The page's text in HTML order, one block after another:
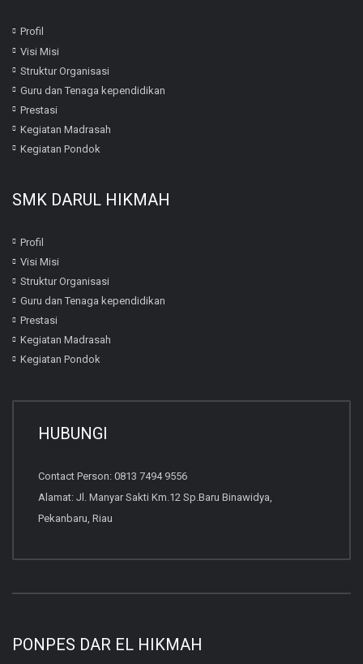
Profil
Visi Misi
Struktur Organisasi
Guru dan Tenaga kependidikan
Prestasi
Kegiatan Madrasah
Kegiatan Pondok
SMK DARUL HIKMAH
Profil
Visi Misi
Struktur Organisasi
Guru dan Tenaga kependidikan
Prestasi
Kegiatan Madrasah
Kegiatan Pondok
HUBUNGI
Contact Person: 0813 7494 9556
Alamat: Jl. Manyar Sakti Km.12 Sp.Baru Binawidya,
Pekanbaru, Riau
PONPES DAR EL HIKMAH